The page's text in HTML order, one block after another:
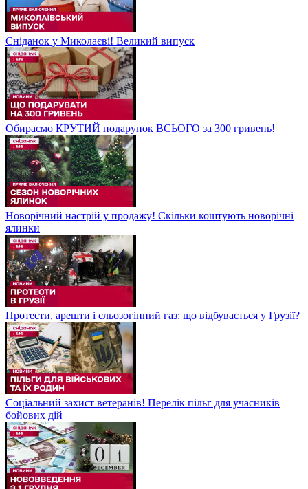
Сніданок у Миколаєві! Великий випуск
Обираємо КРУТИЙ подарунок ВСЬОГО за 300 гривень!
Новорічний настрій у продажу! Скільки коштують новорічні
ялинки
Протести, арешти і сльозогінний газ: що відбувається у Грузії?
Соціальний захист ветеранів! Перелік пільг для учасників
бойових дій